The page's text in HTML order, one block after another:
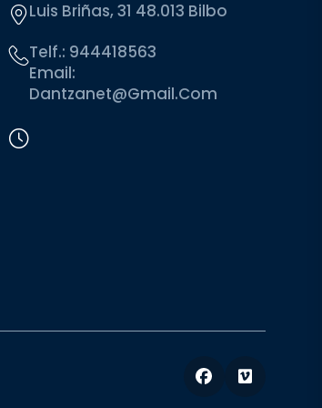
Luis Briñas, 31 48.013 Bilbo
Telf.: 944418563
Email:
Dantzanet@gmail.com
Facebook
Vimeo